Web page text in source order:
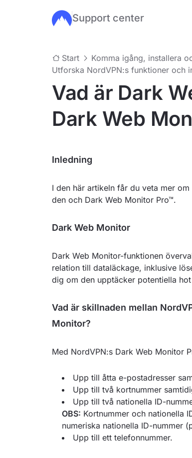
Hoppa till huvudinnehåll
Support center
Start
Komma igång, installera
Utforska NordVPN:s funktioner och
Vad är Dark
Dark Web
Inledning
I den här artikeln får du veta mer
den och Dark Web Monitor Pro™.
Dark Web Monitor
Dark Web Monitor-funktionen
relation till dataläckage, inklusive
dig om den upptäcker potentiella
Vad är skillnaden mellan
Monitor?
Med NordVPN:s Dark Web Monitor
Upp till åtta e-postadresser
Upp till två kortnummer
Upp till två nationella ID-
OBS: Kortnummer och nationella
numeriska nationella ID-nummer
Upp till ett telefonnummer.